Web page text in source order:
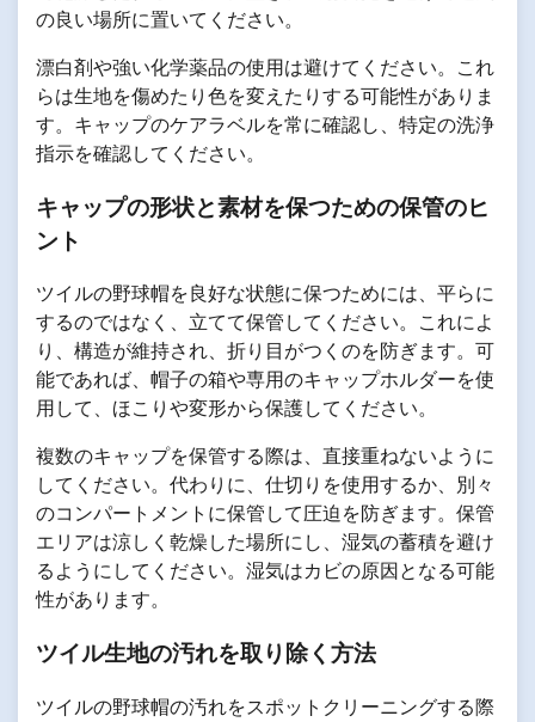
の良い場所に置いてください。
漂白剤や強い化学薬品の使用は避けてください。これ
らは生地を傷めたり色を変えたりする可能性がありま
す。キャップのケアラベルを常に確認し、特定の洗浄
指示を確認してください。
キャップの形状と素材を保つための保管のヒ
ント
ツイルの野球帽を良好な状態に保つためには、平らに
するのではなく、立てて保管してください。これによ
り、構造が維持され、折り目がつくのを防ぎます。可
能であれば、帽子の箱や専用のキャップホルダーを使
用して、ほこりや変形から保護してください。
複数のキャップを保管する際は、直接重ねないように
してください。代わりに、仕切りを使用するか、別々
のコンパートメントに保管して圧迫を防ぎます。保管
エリアは涼しく乾燥した場所にし、湿気の蓄積を避け
るようにしてください。湿気はカビの原因となる可能
性があります。
ツイル生地の汚れを取り除く方法
ツイルの野球帽の汚れをスポットクリーニングする際